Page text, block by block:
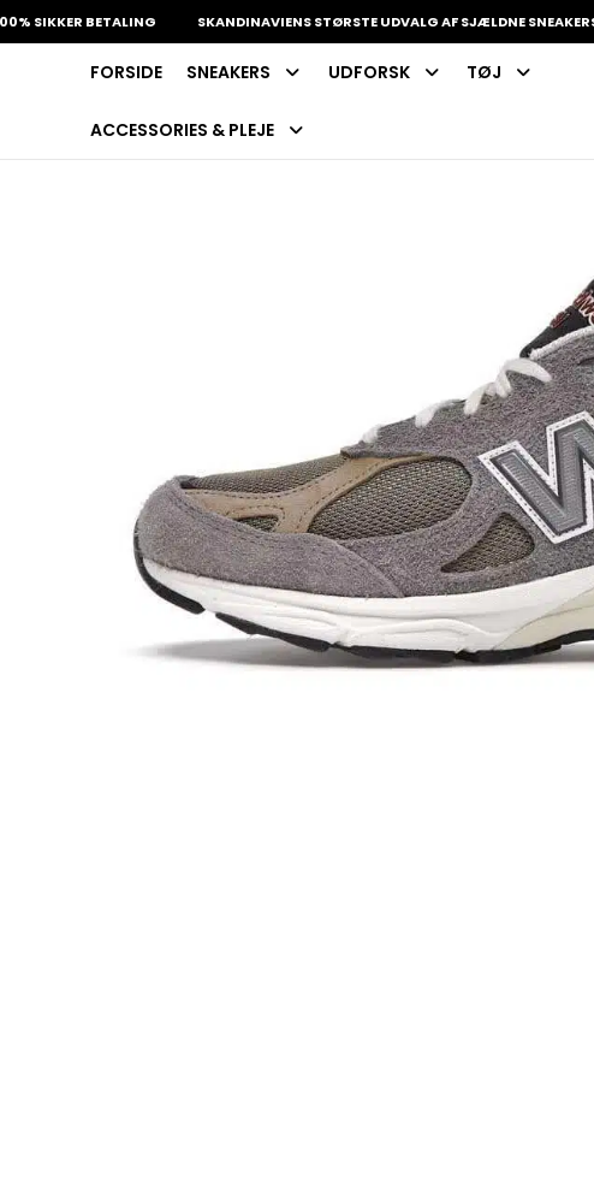
BETALING SKANDINAVIENS STØRSTE UDVALG AF SJÆLDNE SNEAKERS
FORSIDE SNEAKERS UDFORSK TØJ
ACCESSORIES & PLEJE
INDKØBSKURV
Din kurv er tom.